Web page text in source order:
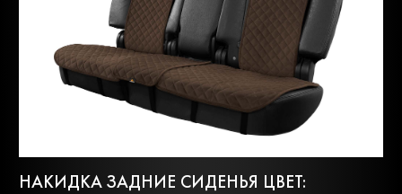
НАКИДКА ЗАДНИЕ СИДЕНЬЯ ЦВЕТ: